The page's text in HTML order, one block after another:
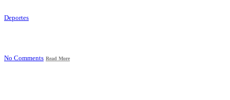
Deportes
No Comments Read More